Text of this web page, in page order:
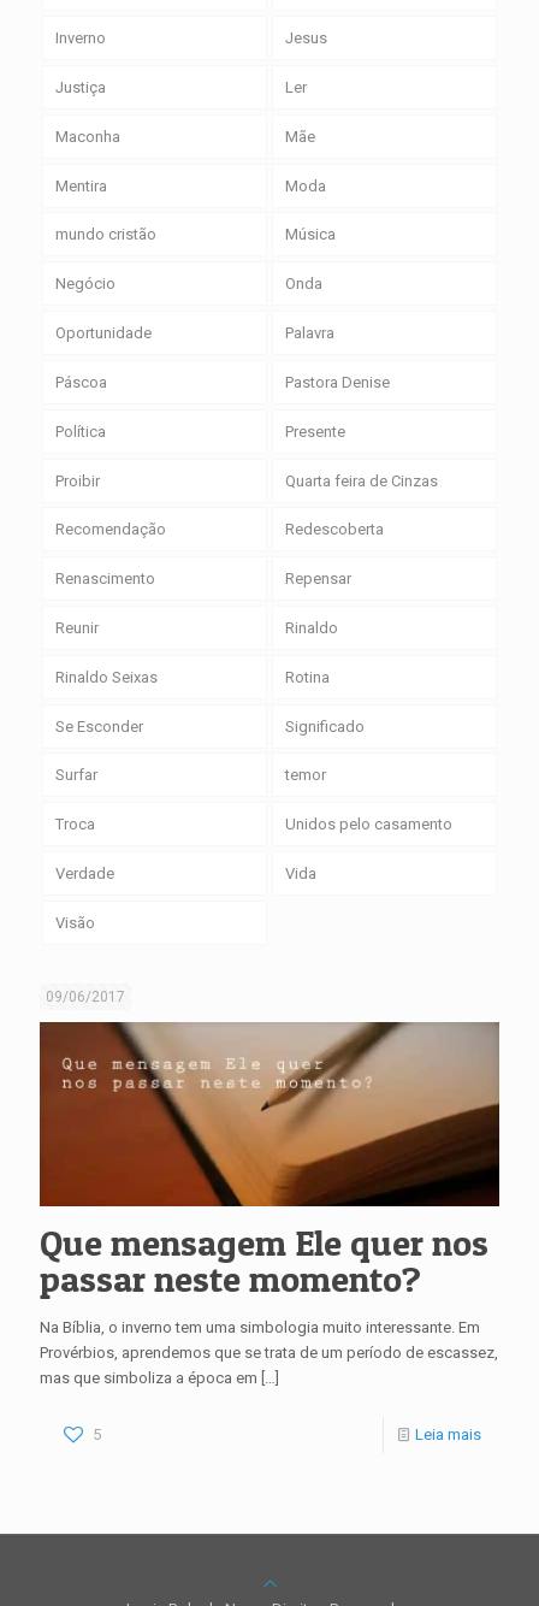
Inverno Jesus
Justiça Ler
Maconha Mãe
Mentira Moda
mundo cristão Música
Negócio Onda
Oportunidade Palavra
Páscoa Pastora Denise
Política Presente
Proibir Quarta feira de Cinzas
Recomendação Redescoberta
Renascimento Repensar
Reunir Rinaldo
Rinaldo Seixas Rotina
Se Esconder Significado
Surfar temor
Troca Unidos pelo casamento
Verdade Vida
Visão
09/06/2017
Que mensagem Ele quer nos
passar neste momento?
Na Bíblia, o inverno tem uma simbologia muito interessante. Em
Provérbios, aprendemos que se trata de um período de escassez,
mas que simboliza a época em […]
5 Leia mais